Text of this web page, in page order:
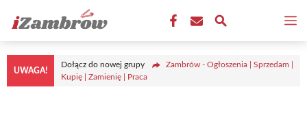
treści
UWAGA!
Dołącz do nowej grupy
Zambrów - Ogłoszenia | Sprzedam |
Kupię | Zamienię | Praca